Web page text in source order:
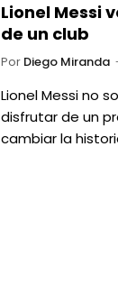
Lionel Messi
de un club
Por Diego Miranda
Lionel Messi no
disfrutar de un
cambiar la